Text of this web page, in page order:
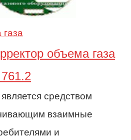
объема газа
средством
взаимные
и